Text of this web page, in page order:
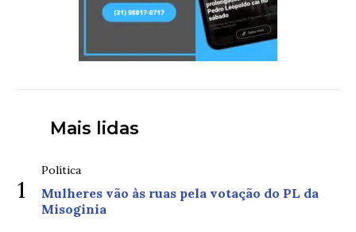
Mais lidas
1
Política
Mulheres vão às ruas pela votação do PL da
Misoginia